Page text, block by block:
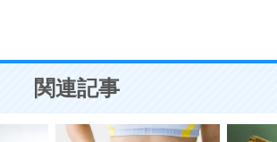
ことが大切。
関連記事